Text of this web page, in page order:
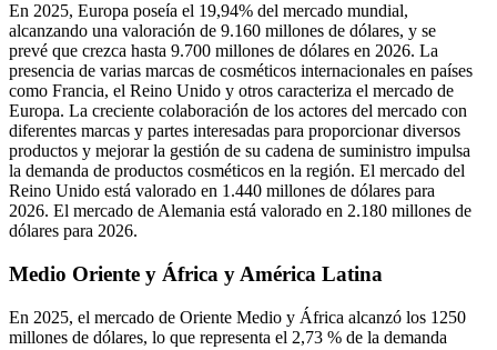
En 2025, Europa poseía el 19,94% del mercado mundial,
alcanzando una valoración de 9.160 millones de dólares, y se
prevé que crezca hasta 9.700 millones de dólares en 2026. La
presencia de varias marcas de cosméticos internacionales en países
como Francia, el Reino Unido y otros caracteriza el mercado de
Europa. La creciente colaboración de los actores del mercado con
diferentes marcas y partes interesadas para proporcionar diversos
productos y mejorar la gestión de su cadena de suministro impulsa
la demanda de productos cosméticos en la región. El mercado del
Reino Unido está valorado en 1.440 millones de dólares para
2026. El mercado de Alemania está valorado en 2.180 millones de
dólares para 2026.
Medio Oriente y África y América Latina
En 2025, el mercado de Oriente Medio y África alcanzó los 1250
millones de dólares, lo que representa el 2,73 % de la demanda